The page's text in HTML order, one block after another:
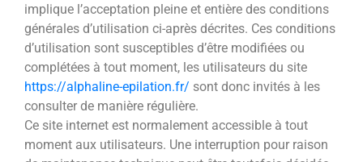
implique l’acceptation pleine et entière des conditions
générales d’utilisation ci-après décrites. Ces conditions
d’utilisation sont susceptibles d’être modifiées ou
complétées à tout moment, les utilisateurs du site
https://alphaline-epilation.fr/ sont donc invités à les
consulter de manière régulière.
Ce site internet est normalement accessible à tout
moment aux utilisateurs. Une interruption pour raison